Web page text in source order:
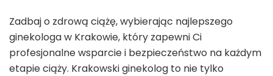
Zadbaj o zdrową ciążę, wybierając najlepszego
ginekologa w Krakowie, który zapewni Ci
profesjonalne wsparcie i bezpieczeństwo na każdym
etapie ciąży. Krakowski ginekolog to nie tylko